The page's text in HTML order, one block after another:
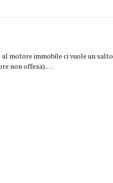
motore immobile ci vuole un
non offesa).…